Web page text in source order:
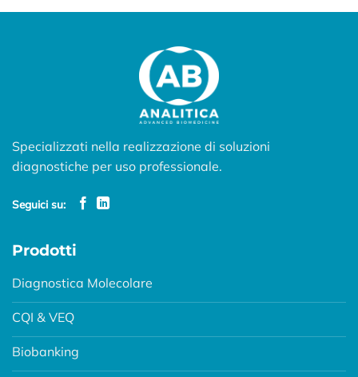
Specializzati nella realizzazione di soluzioni
diagnostiche per uso professionale.
Seguici su:
Prodotti
Diagnostica Molecolare
CQI & VEQ
Biobanking